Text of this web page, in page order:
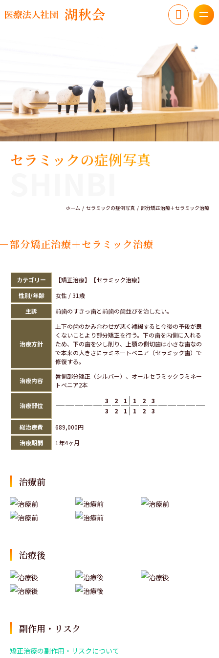
セラミックの症例写真
ホーム セラミックの症例写真 部分矯正治療＋セラミック治療
部分矯正治療＋セラミック治療
カテゴリー
【矯正治療】【セラミック治療】
性別/年齢
女性 / 31歳
主訴
前歯のすきっ歯と前歯の歯並びを治したい。
治療方針
上下の歯のかみ合わせが悪く補綴すると今後の予後が良
くないことより部分矯正を行う。下の歯を内側に入れる
ため、下の歯を少し削り、上顎の側切歯は小さな歯なの
で本来の大きさにラミネートベニア（セラミック歯）で
修復する。
治療内容
唇側部分矯正（シルバー）、オールセラミックラミネー
トベニア2本
治療部位
3 2 1 1 2
3
3
2 1 1 2
3
総治療費
689,000円
治療期間
1年4ヶ月
治療前
治療後
副作用・リスク
矯正治療の副作用・リスクについて